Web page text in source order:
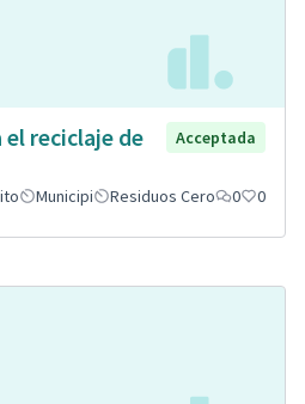
reciclaje de
Acceptada
Municipi Residuos Cero 0 0